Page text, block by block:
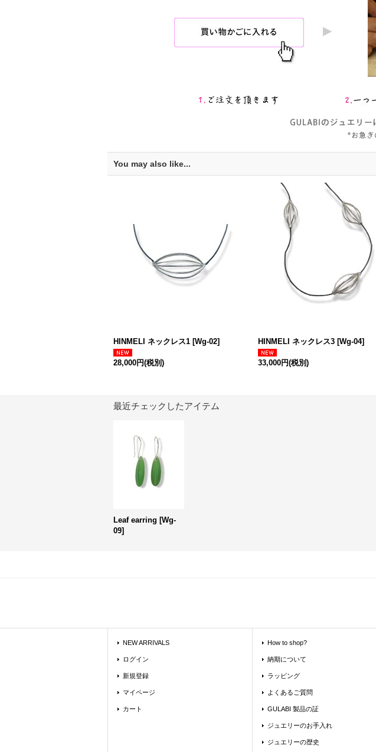
You may also like...
HINMELI ネックレス1 [Wg-02]
28,000円(税別)
HINMELI ネックレス3 [Wg-04]
33,000円(税別)
最近チェックしたアイテム
Leaf earring [Wg-
09]
NEW ARRIVALS
ログイン
新規登録
マイページ
カート
How to shop?
納期について
ラッピング
よくあるご質問
GULABI 製品の証
ジュエリーのお手入れ
ジュエリーの歴史